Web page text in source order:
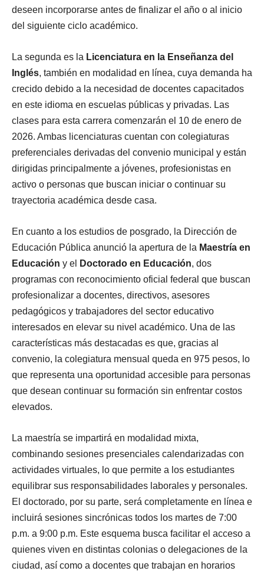
deseen incorporarse antes de finalizar el año o al inicio
del siguiente ciclo académico.
La segunda es la Licenciatura en la Enseñanza del
Inglés, también en modalidad en línea, cuya demanda ha
crecido debido a la necesidad de docentes capacitados
en este idioma en escuelas públicas y privadas. Las
clases para esta carrera comenzarán el 10 de enero de
2026. Ambas licenciaturas cuentan con colegiaturas
preferenciales derivadas del convenio municipal y están
dirigidas principalmente a jóvenes, profesionistas en
activo o personas que buscan iniciar o continuar su
trayectoria académica desde casa.
En cuanto a los estudios de posgrado, la Dirección de
Educación Pública anunció la apertura de la Maestría en
Educación y el Doctorado en Educación, dos
programas con reconocimiento oficial federal que buscan
profesionalizar a docentes, directivos, asesores
pedagógicos y trabajadores del sector educativo
interesados en elevar su nivel académico. Una de las
características más destacadas es que, gracias al
convenio, la colegiatura mensual queda en 975 pesos, lo
que representa una oportunidad accesible para personas
que desean continuar su formación sin enfrentar costos
elevados.
La maestría se impartirá en modalidad mixta,
combinando sesiones presenciales calendarizadas con
actividades virtuales, lo que permite a los estudiantes
equilibrar sus responsabilidades laborales y personales.
El doctorado, por su parte, será completamente en línea e
incluirá sesiones sincrónicas todos los martes de 7:00
p.m. a 9:00 p.m. Este esquema busca facilitar el acceso a
quienes viven en distintas colonias o delegaciones de la
ciudad, así como a docentes que trabajan en horarios